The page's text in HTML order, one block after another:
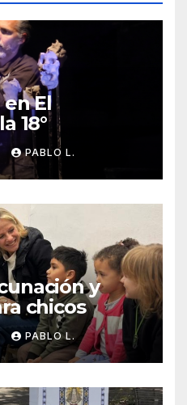
El
18°
PABLO L.
y
chicos
PABLO L.